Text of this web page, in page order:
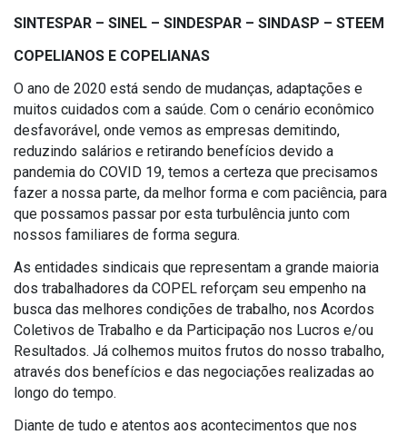
SINTESPAR – SINEL – SINDESPAR – SINDASP – STEEM
COPELIANOS E COPELIANAS
O ano de 2020 está sendo de mudanças, adaptações e
muitos cuidados com a saúde. Com o cenário econômico
desfavorável, onde vemos as empresas demitindo,
reduzindo salários e retirando benefícios devido a
pandemia do COVID 19, temos a certeza que precisamos
fazer a nossa parte, da melhor forma e com paciência, para
que possamos passar por esta turbulência junto com
nossos familiares de forma segura.
As entidades sindicais que representam a grande maioria
dos trabalhadores da COPEL reforçam seu empenho na
busca das melhores condições de trabalho, nos Acordos
Coletivos de Trabalho e da Participação nos Lucros e/ou
Resultados. Já colhemos muitos frutos do nosso trabalho,
através dos benefícios e das negociações realizadas ao
longo do tempo.
Diante de tudo e atentos aos acontecimentos que nos